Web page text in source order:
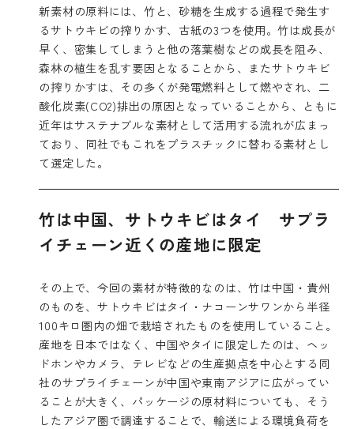
新素材の原料には、竹と、砂糖を生成する過程で発生す
るサトウキビの搾りかす、古紙の3つを使用。竹は成長が
早く、密集してしまうと他の落葉樹などの成長を阻み、
森林の植生を乱す要因となることから、またサトウキビ
の搾りかすは、その多くが発電燃料として燃やされ、二
酸化炭素(CO2)排出の原因となっていることから、ともに
近年はサステナブルな素材として活用する流れが広まっ
ており、同社でもこれをプラスチックに替わる素材とし
て選定した。
竹は中国、サトウキビはタイ サプラ
イチェーン近くの産地に限定
その上で、今回の素材が特徴的なのは、竹は中国・貴州
のものを、サトウキビはタイ・ナコーンサワンから半径
100キロ圏内の畑で栽培されたものを使用していること。
産地を日本ではなく、中国やタイに限定したのは、ヘッ
ドホンやカメラ、テレビなどの生産拠点を中心とする同
社のサプライチェーンが中国や東南アジアに広がってい
ることが大きく、パッケージの原材料についても、そう
したアジア圏で調達することで、輸送による環境負荷を